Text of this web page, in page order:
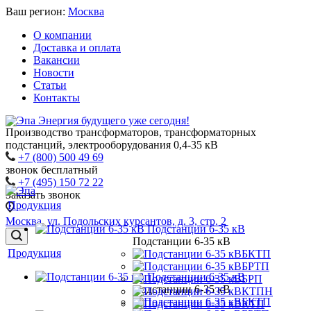
Ваш регион: Москва
О компании
Доставка и оплата
Вакансии
Новости
Статьи
Контакты
Энергия будущего уже сегодня!
Производство трансформаторов, трансформаторных
подстанций, электрооборудования 0,4-35 кВ
+7 (800) 500 49 69
звонок бесплатный
+7 (495) 150 72 22
Заказать звонок
Москва, ул. Подольских курсантов, д. 3, стр. 2
Продукция
Подстанции 6-35 кВ
Подстанции 6-35 кВ
БКТП
Продукция
Подстанции 6-35 кВ
Подстанции 6-35 кВ
БКТП
БРТП
БРП
КТПН
КТП